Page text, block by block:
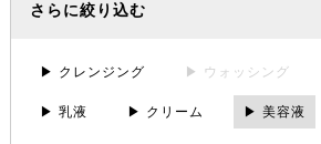
さらに絞り込む
▶ クレンジング ▶ ウォッシング
▶ 乳液 ▶ クリーム ▶ 美容液